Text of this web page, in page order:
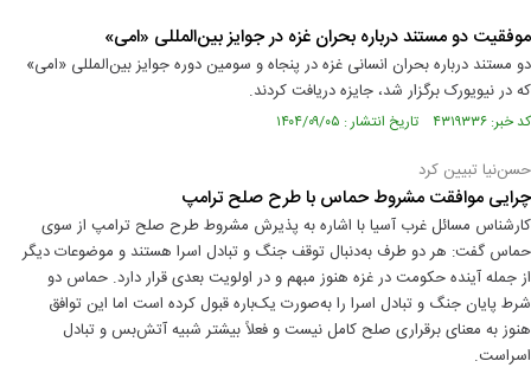
موفقیت دو مستند درباره بحران غزه در جوایز بین‌المللی «امی»
دو مستند درباره بحران انسانی غزه در پنجاه و سومین دوره جوایز بین‌المللی «امی»
که در نیویورک برگزار شد، جایزه دریافت کردند.
کد خبر: ۴۳۱۹۳۳۶ تاریخ انتشار : ۱۴۰۴/۰۹/۰۵
حسن‌نیا تبیین کرد
چرایی موافقت مشروط حماس با طرح صلح ترامپ
کارشناس مسائل غرب آسیا با اشاره به پذیرش مشروط طرح صلح ترامپ از سوی
حماس گفت: هر دو طرف به‌دنبال توقف جنگ و تبادل اسرا هستند و موضوعات دیگر
از جمله آینده حکومت در غزه هنوز مبهم و در اولویت بعدی قرار دارد. حماس دو
شرط پایان جنگ و تبادل اسرا را به‌صورت یک‌باره قبول کرده است اما این توافق
هنوز به معنای برقراری صلح کامل نیست و فعلاً بیشتر شبیه آتش‌بس و تبادل
اسراست.